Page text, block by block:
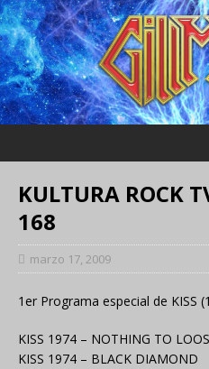
KULTURA ROCK
168
marzo 17, 2009
1er Programa especial de KISS
KISS 1974 – NOTHING TO
KISS 1974 – BLACK DIAMOND